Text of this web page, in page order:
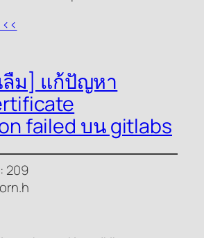
ม] แก้ปัญหา
failed บน gitlabs
209